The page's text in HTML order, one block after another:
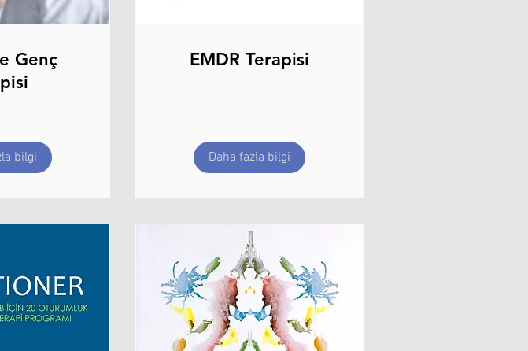
Genç
bilgi
EMDR Terapisi
Daha fazla bilgi